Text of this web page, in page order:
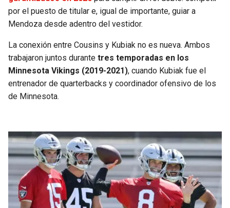
por el puesto de titular e, igual de importante, guiar a
Mendoza desde adentro del vestidor.
La conexión entre Cousins y Kubiak no es nueva. Ambos
trabajaron juntos durante tres temporadas en los
Minnesota Vikings (2019-2021), cuando Kubiak fue el
entrenador de quarterbacks y coordinador ofensivo de los
de Minnesota.